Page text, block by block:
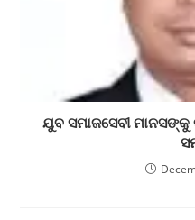
ଯୁବ ସମାଜସେବୀ